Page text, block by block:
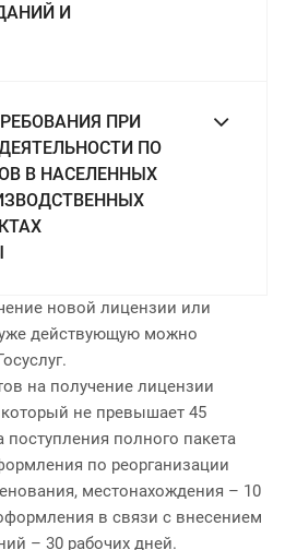
И
ПРИ
ПО
В НАСЕЛЕННЫХ
новой лицензии или
действующую можно
на получение лицензии
не превышает 45
полного пакета
по реорганизации
местонахождения – 10
в связи с внесением
– 30 рабочих дней.